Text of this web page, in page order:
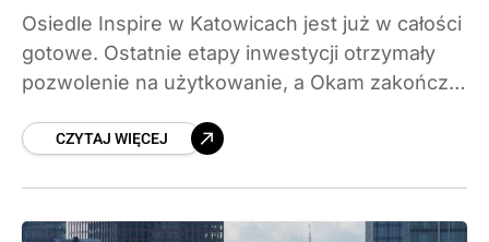
Osiedle Inspire w Katowicach jest już w całości
gotowe. Ostatnie etapy inwestycji otrzymały
pozwolenie na użytkowanie, a Okam zakończył
budynków z 421 mieszkaniami tuż przy Dolinie
katowickiego rynku.
CZYTAJ WIĘCEJ